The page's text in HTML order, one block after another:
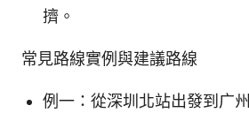
擠。
常見路線實例與建議路線
例一：從深圳北站出發到广